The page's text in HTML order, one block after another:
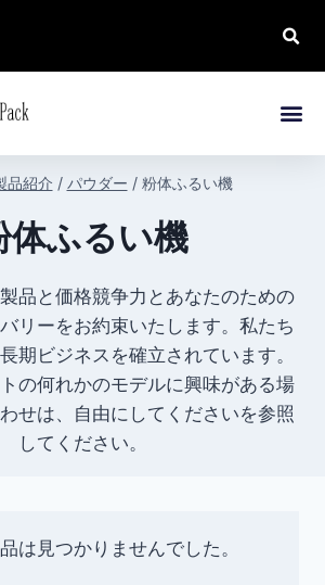
品紹介 / パウダー / 粉体ふるい機
体ふるい機
品と価格競争力とあなたのための
リーをお約束いたします。私たち
期ビジネスを確立されています。
の何れかのモデルに興味がある場
せは、自由にしてくださいを参照
してください。
は見つかりませんでした。